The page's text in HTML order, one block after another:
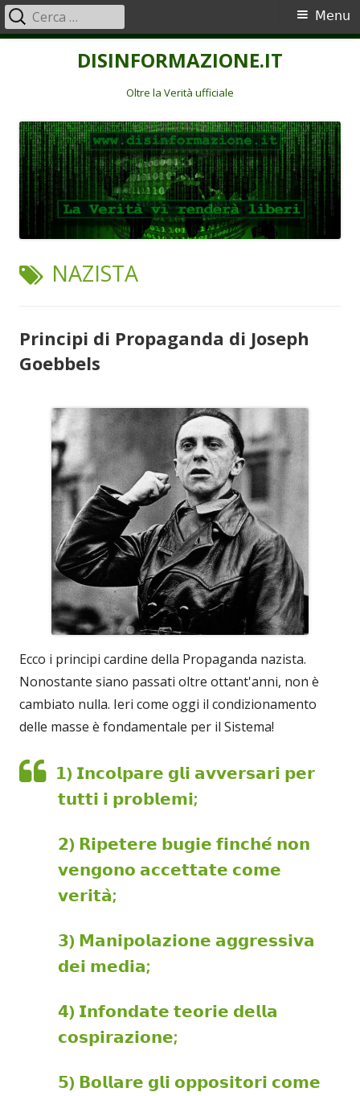
DISINFORMAZIONE.IT
Oltre la Verità ufficiale
Menu
principale
Menu
Ricerca
per:
TAG:
NAZISTA
Principi di Propaganda di Joseph
Goebbels
Ecco i principi cardine della Propaganda nazista.
Nonostante siano passati oltre ottant'anni, non è
cambiato nulla. Ieri come oggi il condizionamento
delle masse è fondamentale per il Sistema!
𝟭) 𝗜𝗻𝗰𝗼𝗹𝗽𝗮𝗿𝗲 𝗴𝗹𝗶 𝗮𝘃𝘃𝗲𝗿𝘀𝗮𝗿𝗶 𝗽𝗲𝗿
𝘁𝘂𝘁𝘁𝗶 𝗶 𝗽𝗿𝗼𝗯𝗹𝗲𝗺𝗶;
𝟮) 𝗥𝗶𝗽𝗲𝘁𝗲𝗿𝗲 𝗯𝘂𝗴𝗶𝗲 𝗳𝗶𝗻𝗰𝗵𝗲́ 𝗻𝗼𝗻
𝘃𝗲𝗻𝗴𝗼𝗻𝗼 𝗮𝗰𝗰𝗲𝘁𝘁𝗮𝘁𝗲 𝗰𝗼𝗺𝗲
𝘃𝗲𝗿𝗶𝘁𝗮̀;
𝟯) 𝗠𝗮𝗻𝗶𝗽𝗼𝗹𝗮𝘇𝗶𝗼𝗻𝗲 𝗮𝗴𝗴𝗿𝗲𝘀𝘀𝗶𝘃𝗮
𝗱𝗲𝗶 𝗺𝗲𝗱𝗶𝗮;
𝟰) 𝗜𝗻𝗳𝗼𝗻𝗱𝗮𝘁𝗲 𝘁𝗲𝗼𝗿𝗶𝗲 𝗱𝗲𝗹𝗹𝗮
𝗰𝗼𝘀𝗽𝗶𝗿𝗮𝘇𝗶𝗼𝗻𝗲;
𝟱) 𝗕𝗼𝗹𝗹𝗮𝗿𝗲 𝗴𝗹𝗶 𝗼𝗽𝗽𝗼𝘀𝗶𝘁𝗼𝗿𝗶 𝗰𝗼𝗺𝗲